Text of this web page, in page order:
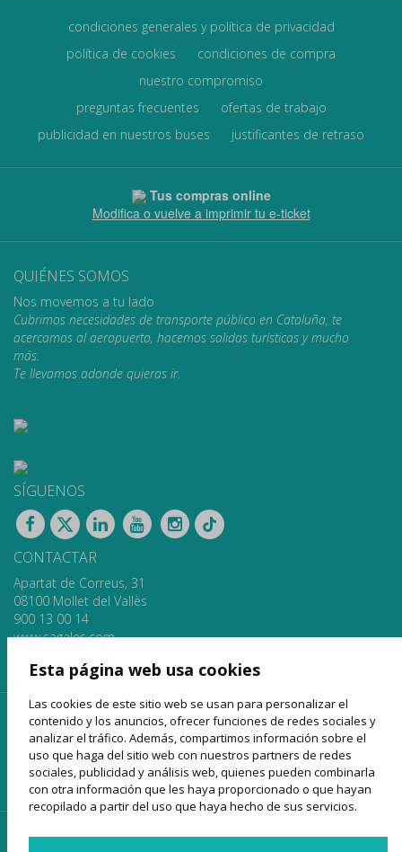
Esta página web usa cookies
Las cookies de este sitio web se usan para personalizar el
contenido y los anuncios, ofrecer funciones de redes sociales y
analizar el tráfico. Además, compartimos información sobre el
uso que haga del sitio web con nuestros partners de redes
sociales, publicidad y análisis web, quienes pueden combinarla
con otra información que les haya proporcionado o que hayan
recopilado a partir del uso que haya hecho de sus servicios.
condiciones generales y política de privacidad
política de cookies
condiciones de compra
nuestro compromiso
preguntas frecuentes
ofertas de trabajo
publicidad en nuestros buses
justificantes de retraso
Tus compras online
Modifica o vuelve a imprimir tu e-ticket
QUIÉNES SOMOS
Nos movemos a tu lado
Cubrimos necesidades de transporte público en Cataluña, te
acercamos al aeropuerto, hacemos salidas turísticas y mucho
más.
Te llevamos adonde quieras ir.
SÍGUENOS
CONTACTAR
Apartat de Correus, 31
08100 Mollet del Vallès
900 13 00 14
www.sagales.com
inicio quiénes somos
fondos públicos
líneas regulares
alquiler de autocares
turismo
venta online
noticias contactar
acceso clientes acceso proveedores